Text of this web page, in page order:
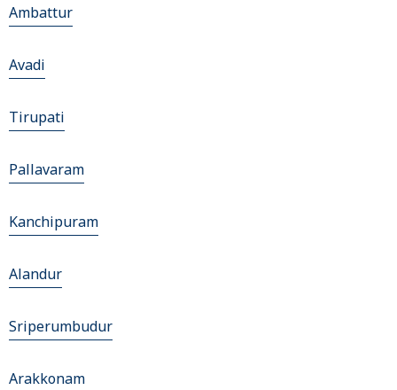
Ambattur
Avadi
Tirupati
Pallavaram
Kanchipuram
Alandur
Sriperumbudur
Arakkonam